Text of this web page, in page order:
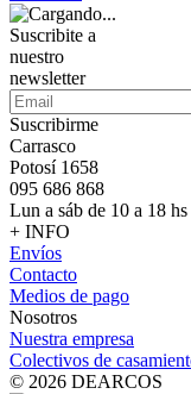
Suscribite a
nuestro
newsletter
Suscribirme
Carrasco
Potosí 1658
095 686 868
Lun a sáb de 10 a 18 hs
+ INFO
Envíos
Contacto
Medios de pago
Nosotros
Nuestra empresa
Colectivos de
© 2026 DEARCOS